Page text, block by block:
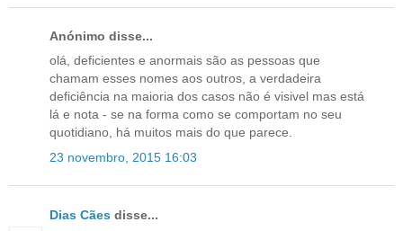
Anónimo disse...
olá, deficientes e anormais são as pessoas que
chamam esses nomes aos outros, a verdadeira
deficiência na maioria dos casos não é visivel mas está
lá e nota - se na forma como se comportam no seu
quotidiano, há muitos mais do que parece.
23 novembro, 2015 16:03
Dias Cães disse...